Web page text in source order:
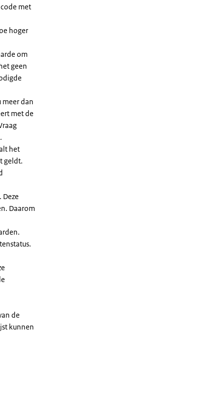
met
hoger
om
geen
meer dan
met de
het
geldt.
Daarom
de
kunnen